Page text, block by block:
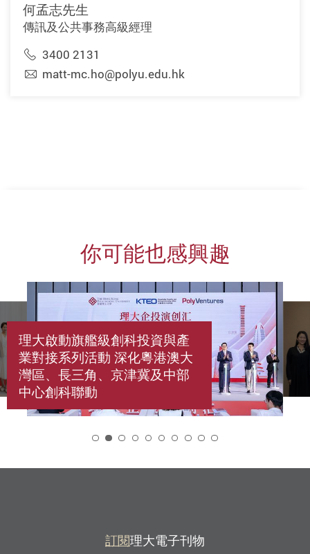
何孟志先生
傳訊及公共事務高級經理
3400 2131
matt-mc.ho@polyu.edu.hk
你可能也感興趣
理大啟動旗艦級創科投資與產
業對接系列活動 深化粵港澳大
灣區、長三角、京津冀及中部
中心創科聯動
訂閱理大電子刊物